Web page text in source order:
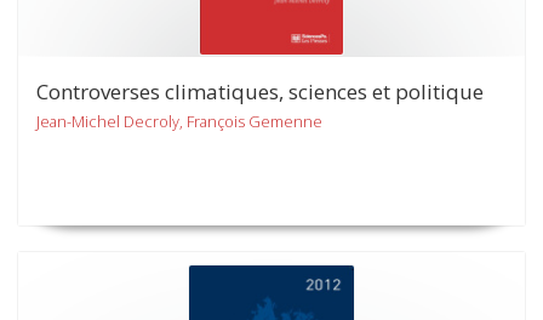
Controverses climatiques, sciences et politique
Jean-Michel Decroly, François Gemenne